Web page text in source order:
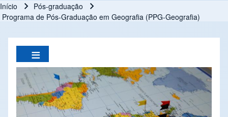
Trilha de navegação
Início
Pós-graduação
Programa de Pós-Graduação em Geografia (PPG-Geografia)